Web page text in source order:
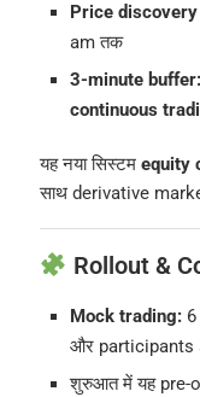
Price
am तक
3-minute buffer:
continuous
यह नया सिस्टम equity
साथ derivative
Rollout &
Mock trading:6
और participants
शुरुआत में यह pre-